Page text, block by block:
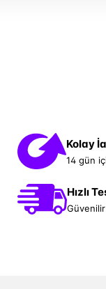
Kolay
14 gün
Hızlı
Güvenilir